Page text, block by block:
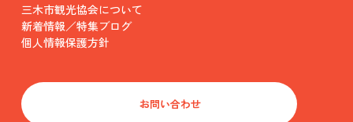
三木市観光協会について
新着情報／特集ブログ
個人情報保護方針
お問い合わせ